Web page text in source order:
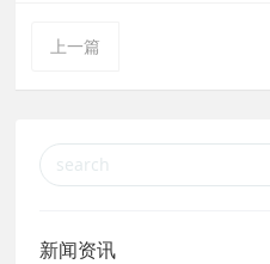
上一篇
新闻资讯